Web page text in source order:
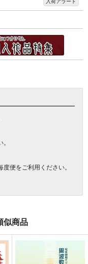
便をご利用ください。
似商品